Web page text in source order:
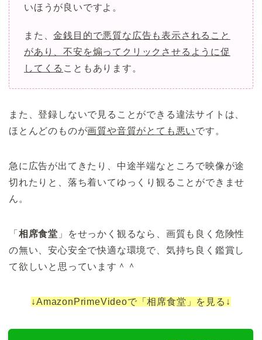
いほうが良いですよ。
また、金銭目的で悪質な広告も表示されること
があり、不安を煽ってクリックさせるように促
してくる こともあります。
また、登録しないで見ることができる違法サイトは、
ほとんどのものが画質や音質がとても悪いです。
急に広告が出てきたり、中途半端なところで映像が途
切れたりと、落ち着いてゆっくり観ることができませ
ん。
「 相席食堂 」をせっかく観るなら、画質も良く危険性
の無い、安心安全で快適な環境で、気持ち良く鑑賞し
て欲しいと思っています＾＾
↓AmazonPrimeVideoで「相席食堂」を見る↓